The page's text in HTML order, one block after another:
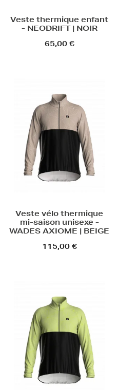
Veste thermique enfant
- NEODRIFT | NOIR
65,00 €
Veste vélo thermique
mi-saison unisexe -
WADES AXIOME | BEIGE
115,00 €